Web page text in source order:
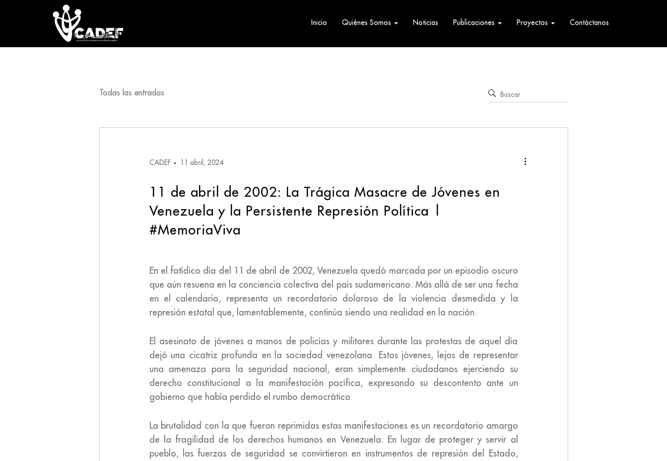
Inicio Quiénes Somos Noticias Publicaciones Proyectos Contáctanos
Todas las entradas
CADEF 11 abril, 2024
11 de abril de 2002: La Trágica Masacre de Jóvenes en
Venezuela y la Persistente Represión Política |
#MemoriaViva
En el fatídico día del 11 de abril de 2002, Venezuela quedó marcada por un episodio oscuro
que aún resuena en la conciencia colectiva del país sudamericano. Más allá de ser una fecha
en el calendario, representa un recordatorio doloroso de la violencia desmedida y la
represión estatal que, lamentablemente, continúa siendo una realidad en la nación.
El asesinato de jóvenes a manos de policías y militares durante las protestas de aquel día
dejó una cicatriz profunda en la sociedad venezolana. Estos jóvenes, lejos de representar
una amenaza para la seguridad nacional, eran simplemente ciudadanos ejerciendo su
derecho constitucional a la manifestación pacífica, expresando su descontento ante un
gobierno que había perdido el rumbo democrático.
La brutalidad con la que fueron reprimidas estas manifestaciones es un recordatorio amargo
de la fragilidad de los derechos humanos en Venezuela. En lugar de proteger y servir al
pueblo, las fuerzas de seguridad se convirtieron en instrumentos de represión del Estado,